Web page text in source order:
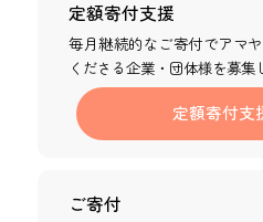
定額寄付支援
毎月継続的なご寄付でアマ
くださる企業・団体様を募集
定額寄付支
ご寄付